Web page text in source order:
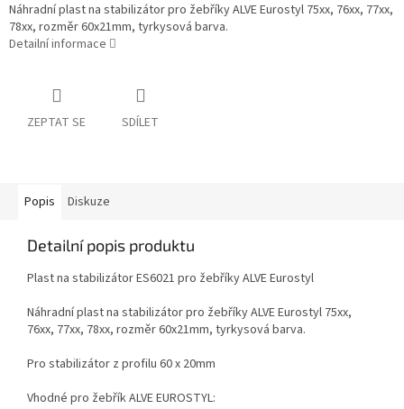
Náhradní plast na stabilizátor pro žebříky ALVE Eurostyl 75xx, 76xx, 77xx,
78xx, rozměr 60x21mm, tyrkysová barva.
Detailní informace
ZEPTAT SE SDÍLET
Popis Diskuze
Detailní popis produktu
Plast na stabilizátor ES6021 pro žebříky ALVE Eurostyl
Náhradní plast na stabilizátor pro žebříky ALVE Eurostyl 75xx,
76xx, 77xx, 78xx, rozměr 60x21mm, tyrkysová barva.
Pro stabilizátor z profilu 60 x 20mm
Vhodné pro žebřík ALVE EUROSTYL: